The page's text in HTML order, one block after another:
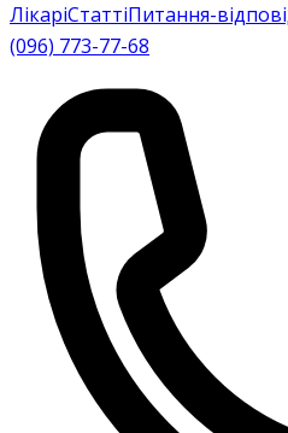
ЛікаріСтаттіПитання-
(096) 773-77-68